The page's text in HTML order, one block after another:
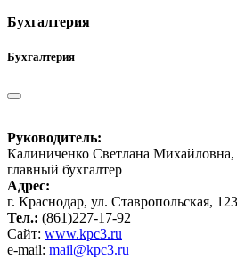
Бухгалтерия
Бухгалтерия
Руководитель:
Калиниченко Светлана Михайловна,
главный бухгалтер
Адрес:
г. Краснодар, ул. Ставропольская,
Тел.: (861)227-17-92
Сайт: www.kpc3.ru
e-mail: mail@kpc3.ru